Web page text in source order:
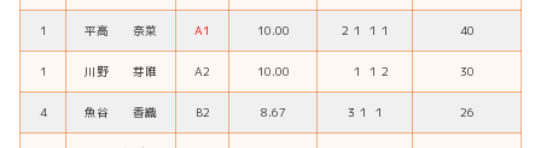
1 平高 奈菜 A1 10.00 ２１ １１ 40
1 川野 芽唯 A2 10.00 １ １２ 30
4 魚谷 香織 B2 8.67 ３１ １ 26